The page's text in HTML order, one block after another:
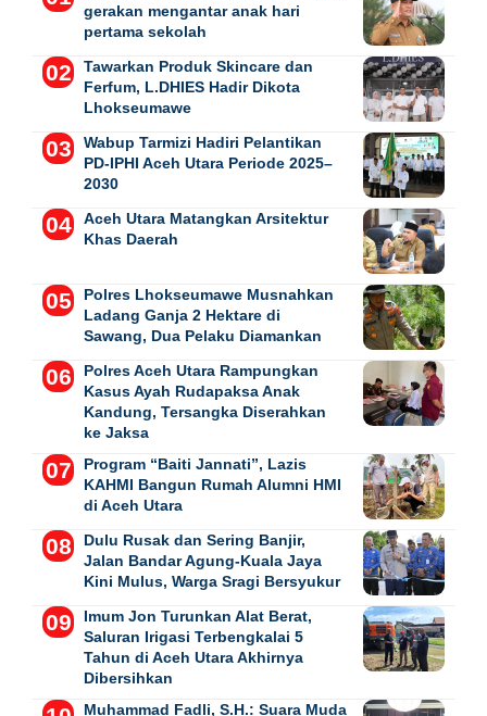
gerakan mengantar anak hari
pertama sekolah
Tawarkan Produk Skincare dan
Ferfum, L.DHIES Hadir Dikota
Lhokseumawe
Wabup Tarmizi Hadiri Pelantikan
PD-IPHI Aceh Utara Periode 2025–
2030
Aceh Utara Matangkan Arsitektur
Khas Daerah
Polres Lhokseumawe Musnahkan
Ladang Ganja 2 Hektare di
Sawang, Dua Pelaku Diamankan
Polres Aceh Utara Rampungkan
Kasus Ayah Rudapaksa Anak
Kandung, Tersangka Diserahkan
ke Jaksa
Program “Baiti Jannati”, Lazis
KAHMI Bangun Rumah Alumni HMI
di Aceh Utara
Dulu Rusak dan Sering Banjir,
Jalan Bandar Agung-Kuala Jaya
Kini Mulus, Warga Sragi Bersyukur
Imum Jon Turunkan Alat Berat,
Saluran Irigasi Terbengkalai 5
Tahun di Aceh Utara Akhirnya
Dibersihkan
Muhammad Fadli, S.H.: Suara Muda